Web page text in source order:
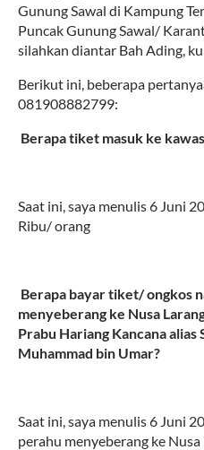
Gunung Sawal di Kampung
Puncak Gunung Sawal/
silahkan diantar Bah Ading,
Berikut ini, beberapa
081908882799:
Berapa tiket masuk ke
Saat ini, saya menulis 6 Juni
Ribu/ orang
Berapa bayar tiket/ ongkos
menyeberang ke Nusa
Prabu Hariang Kancana
Muhammad bin Umar?
Saat ini, saya menulis 6 Juni
perahu menyeberang ke